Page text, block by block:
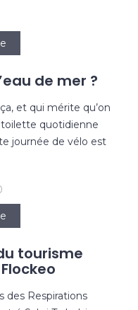
de mer ?
et qui mérite qu’on
toilette quotidienne
journée de vélo est
tourisme
des Respirations